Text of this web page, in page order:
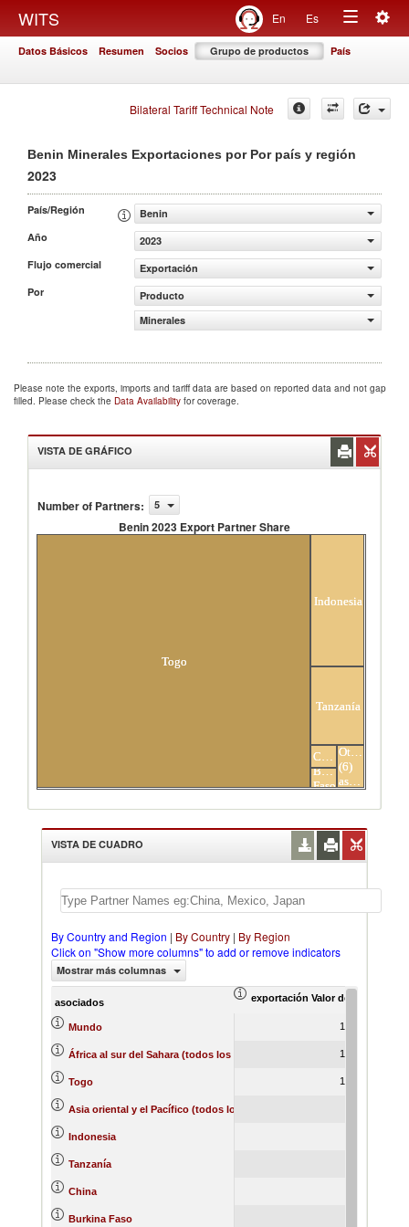
WITS En Es
Toggle
Datos Básicos Resumen Socios Grupo de productos País
Bilateral Tariff Technical Note
Benin Minerales Exportaciones por Por país y región
2023
País/Región
Benin
Año
2023
Flujo comercial
Exportación
Por
Producto
Minerales
Please note the exports, imports and tariff data are based on reported data and not gap
filled. Please check the Data Availability for coverage.
VISTA DE GRÁFICO
Number of Partners: 5
Benin 2023 Export Partner Share
Togo
Indonesia
Tanzanía
China
Burkina
Faso
Others
(6)
asociados
VISTA DE CUADRO
By Country and Region | By Country | By Region
Click on "Show more columns" to add or remove indicators
Mostrar más columnas
asociados exportación Valor del comercio
Mundo 1,427.43
África al sur del Sahara (todos los niveles de ingreso) 1,282.88
Togo 1,194.24
Asia oriental y el Pacífico (todos los niveles de ingreso)
Indonesia
Tanzanía
China
Burkina Faso